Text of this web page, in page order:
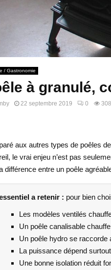
/ Gastronomie
à granulé,
22 septembre 2019 0
aux autres types de poêles
le vrai enjeu n’est pas
différence entre un poêle
a retenir : pour bien
Les modèles ventilés
Un poêle canalisable
Un poêle hydro se raccorde
La puissance dépend
Une bonne isolation réduit